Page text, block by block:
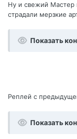
Ну и свежий Мастер
страдали мерзкие
Показать
Реплей с
Показать